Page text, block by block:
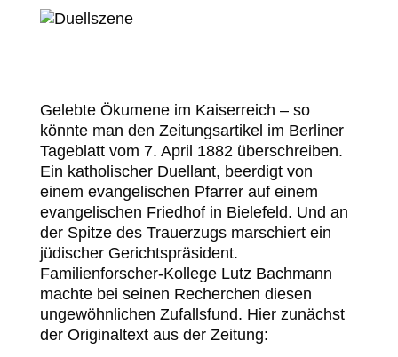
Gelebte Ökumene im Kaiserreich – so
könnte man den Zeitungsartikel im Berliner
Tageblatt vom 7. April 1882 überschreiben.
Ein katholischer Duellant, beerdigt von
einem evangelischen Pfarrer auf einem
evangelischen Friedhof in Bielefeld. Und an
der Spitze des Trauerzugs marschiert ein
jüdischer Gerichtspräsident.
Familienforscher-Kollege Lutz Bachmann
machte bei seinen Recherchen diesen
ungewöhnlichen Zufallsfund. Hier zunächst
der Originaltext aus der Zeitung: